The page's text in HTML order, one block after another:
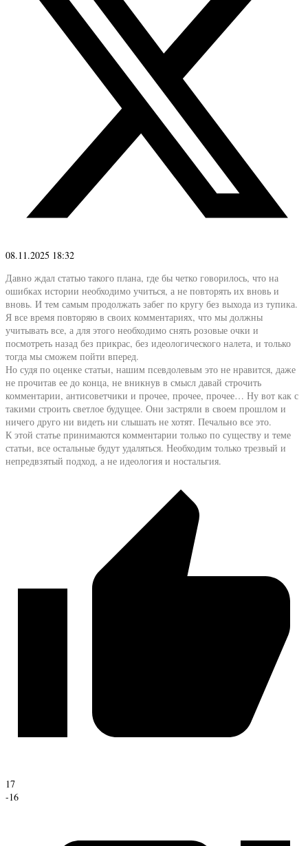
08.11.2025 18:32
Давно ждал статью такого плана, где бы четко говорилось, что на
ошибках истории необходимо учиться, а не повторять их вновь и
вновь. И тем самым продолжать забег по кругу без выхода из тупика.
Я все время повторяю в своих комментариях, что мы должны
учитывать все, а для этого необходимо снять розовые очки и
посмотреть назад без прикрас, без идеологического налета, и только
тогда мы сможем пойти вперед.
Но судя по оценке статьи, нашим псевдолевым это не нравится, даже
не прочитав ее до конца, не вникнув в смысл давай строчить
комментарии, антисоветчики и прочее, прочее, прочее… Ну вот как с
такими строить светлое будущее. Они застряли в своем прошлом и
ничего друго ни видеть ни слышать не хотят. Печально все это.
К этой статье принимаются комментарии только по существу и теме
статьи, все остальные будут удаляться. Необходим только трезвый и
непредвзятый подход, а не идеология и ностальгия.
17
-16